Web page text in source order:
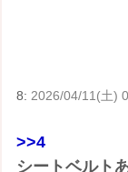
8: 2026/04/11(土)
>>4
シートベルト